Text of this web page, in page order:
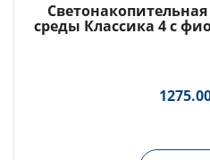
среды Классика 4 с